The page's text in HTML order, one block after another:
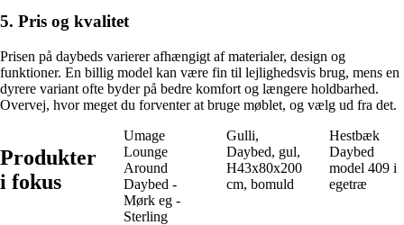
5. Pris og kvalitet
Prisen på daybeds varierer afhængigt af materialer, design og
funktioner. En billig model kan være fin til lejlighedsvis brug, mens en
dyrere variant ofte byder på bedre komfort og længere holdbarhed.
Overvej, hvor meget du forventer at bruge møblet, og vælg ud fra det.
Produkter
i fokus
Umage
Lounge
Around
Daybed -
Mørk eg -
Sterling
Gulli,
Daybed, gul,
H43x80x200
cm, bomuld
Hestbæk
Daybed
model 409 i
egetræ